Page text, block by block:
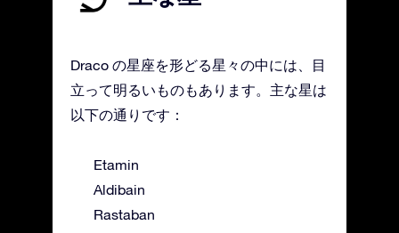
Draco の星座を形どる星々の中には、目
立って明るいものもあります。主な星は
以下の通りです：
Etamin
Aldibain
Rastaban